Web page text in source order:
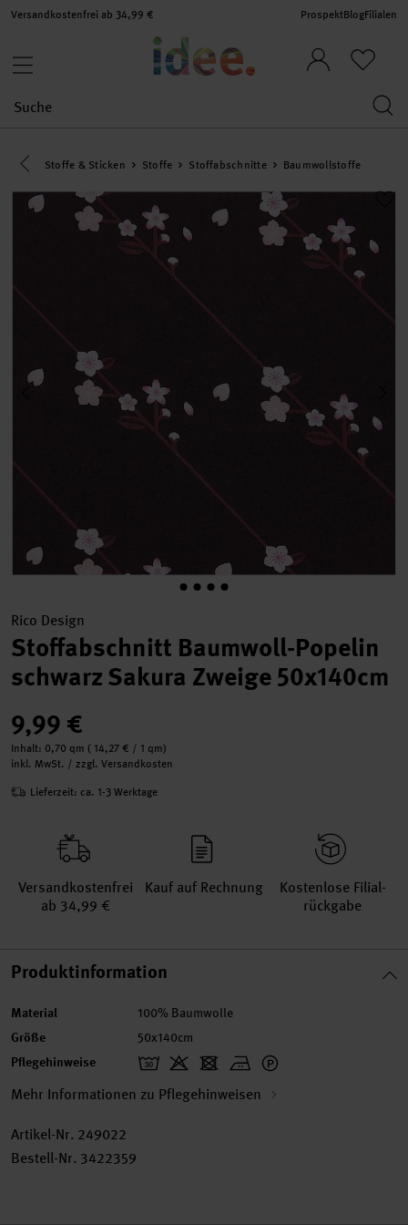
Versandkostenfrei ab 34,99 € ProspektBlogFilialen
Eine Kategorie zurück navigieren
Stoffe & Sticken Stoffe Stoffabschnitte Baumwollstoffe
Rico Design
Stoffabschnitt Baumwoll-Popelin
schwarz Sakura Zweige 50x140cm
9,99 €
Inhalt: 0,70 qm ( 14,27 € / 1 qm)
inkl. MwSt. / zzgl. Versandkosten
Lieferzeit: ca. 1-3 Werktage
Versand­kosten­frei
ab 34,99 €
Kauf auf Rechnung
Kosten­lose Filial­
rückgabe
Produktinformation
Material 100% Baumwolle
Größe 50x140cm
Pflegehinweise
Mehr Informationen zu Pflegehinweisen
Artikel-Nr. 249022
Bestell-Nr. 3422359